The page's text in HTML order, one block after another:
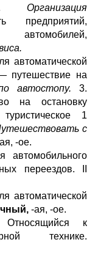
Организация
предприятий,
автомобилей,
автоматической
путешествие на
автостопу. 3.
на остановку
1
с
-ое.
автомобильного
переездов. II
автоматической
-ая, -ое.
к
технике.